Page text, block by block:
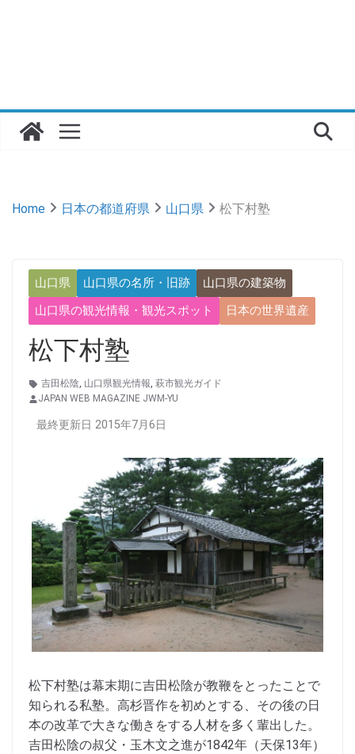
Home 日本の都道府県 山口県 松下村塾
山口県 山口県の名所・旧跡
山口県の建築物
山口県の観光情報・観光スポット
日本の世界遺産
松下村塾
吉田松陰, 山口県観光情報, 萩市観光ガイド
JAPAN WEB MAGAZINE JWM-YU
最終更新日 2015年7月6日
松下村塾は幕末期に吉田松陰が教鞭をとったことで
知られる私塾。高杉晋作を初めとする、その後の日
本の改革で大きな働きをする人材を多く輩出した。
吉田松陰の叔父・玉木文之進が1842年（天保13年）